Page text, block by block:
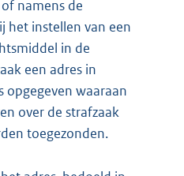
namens de
het instellen van een
in de
een adres in
opgegeven waaraan
over de strafzaak
toegezonden.